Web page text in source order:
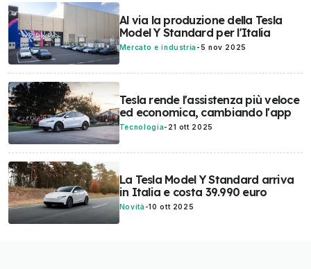
Al via la produzione della Tesla
Model Y Standard per l'Italia
Mercato e industria -5 nov 2025
Tesla rende l'assistenza più veloce
ed economica, cambiando l'app
Tecnologia- 21 ott 2025
La Tesla Model Y Standard arriva
in Italia e costa 39.990 euro
Novità -10 ott 2025